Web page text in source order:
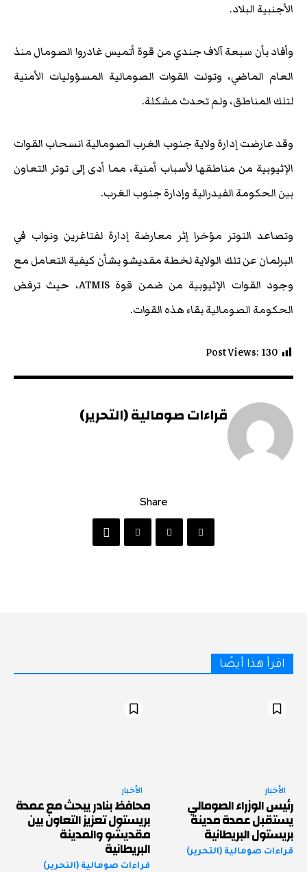
الأجنبية البلاد.
وأفاد بأن سبعة آلاف جندي من قوة أتميس غادروا الصومال منذ
العام الماضي، وتولت القوات الصومالية المسؤوليات الأمنية
لتلك المناطق، ولم تحدث مشكلة.
وقد عارضت إدارة ولاية جنوب الغرب الصومالية انسحاب القوات
الإثيوبية من مناطقها لأسباب أمنية، مما أدى إلى توتر التعاون
بين الحكومة الفيدرالية وإدارة جنوب الغرب.
وتصاعد التوتر مؤخرا إثر معارضة إدارة لفتاغرين ونواب في
البرلمان عن تلك الولاية لخطة مقديشو بشأن كيفية التعامل مع
وجود القوات الإثيوبية من ضمن قوة ATMIS، حيث ترفض
الحكومة الصومالية بقاء هذه القوات.
Post Views: 130
قراءات صومالية (التحرير)
Share
اقرأ هذا أيضًا
الأخبار
رئيس الوزراء الصومالي
يستقبل عمدة مدينة
بريستول البريطانية
قراءات صومالية (التحرير)
الأخبار
محافظ بنادر يبحث مع عمدة
بريستول تعزيز التعاون بين
مقديشو والمدينة
البريطانية
قراءات صومالية (التحرير)